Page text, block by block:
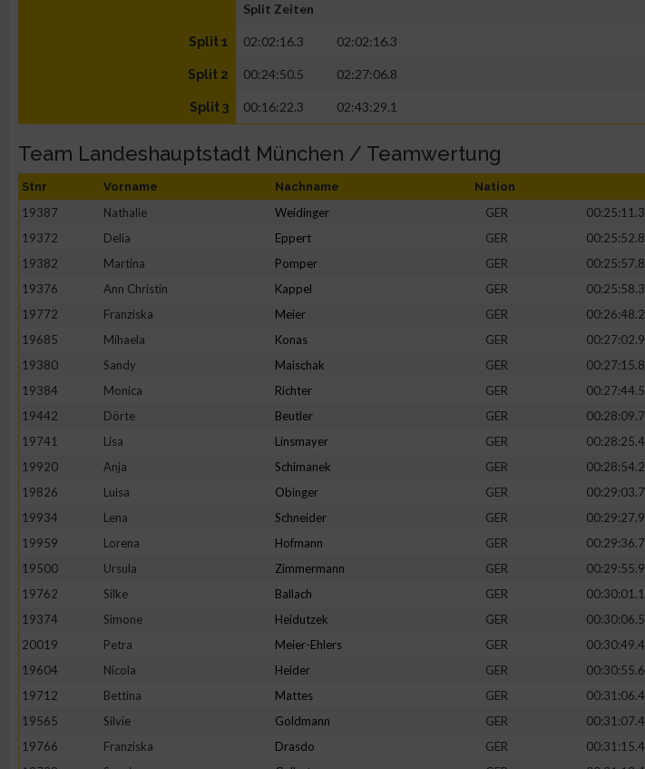
Split Zeiten
Split 1 02:02:16.3 02:02:16.3
Split 2 00:24:50.5 02:27:06.8
Split 3 00:16:22.3 02:43:29.1
Team Landeshauptstadt München / Teamwertung
Stnr Vorname Nachname Nation
19387 Nathalie Weidinger GER
00:25:11.3
19372
Delia Eppert GER
00:25:52.8
19382
Martina Pomper GER
00:25:57.8
19376
Ann Christin Kappel GER 00:25:58.3
19772
Franziska Meier GER
00:26:48.2
19685
Mihaela Konas GER
00:27:02.9
19380
Sandy Maischak GER
00:27:15.8
19384
Monica Richter GER
00:27:44.5
19442
Dörte Beutler GER 00:28:09.7
19741
Lisa Linsmayer GER
00:28:25.4
19920
Anja Schimanek GER 00:28:54.2
19826
Luisa Obinger GER 00:29:03.7
19934
Lena Schneider GER
00:29:27.9
19959
Lorena Hofmann GER 00:29:36.7
19500
Ursula Zimmermann GER
00:29:55.9
19762
Silke Ballach GER
00:30:01.1
19374
Simone Heidutzek GER
00:30:06.5
20019
Petra Meier-Ehlers GER
00:30:49.4
19604
Nicola Heider GER 00:30:55.6
19712
Bettina Mattes GER
00:31:06.4
19565
Silvie Goldmann GER
00:31:07.4
19766
Franziska Drasdo GER
00:31:15.4